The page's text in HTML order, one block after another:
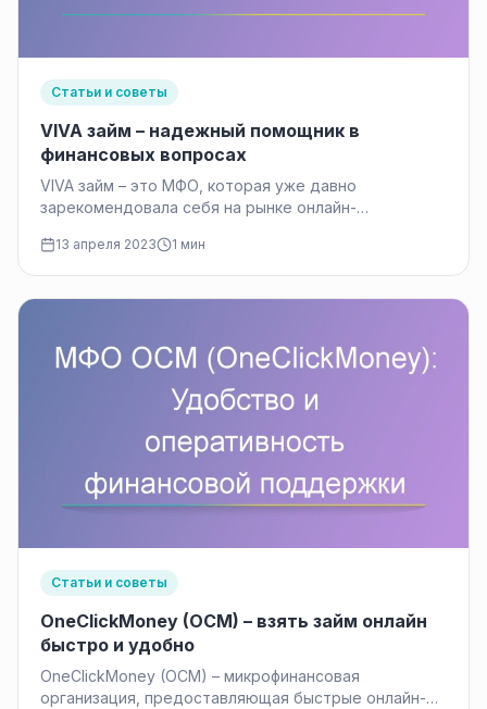
Статьи и советы
VIVA займ – надежный помощник в
финансовых вопросах
VIVA займ – это МФО, которая уже давно
зарекомендовала себя на рынке онлайн-
13 апреля 2023 1 мин
Статьи и советы
OneClickMoney (OCM) – взять займ онлайн
быстро и удобно
OneClickMoney (OCM) – микрофинансовая
организация, предоставляющая быстрые онлайн-